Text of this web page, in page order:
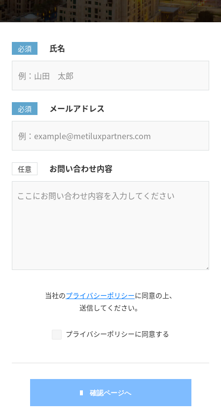
必須 氏名
必須 メールアドレス
任意 お問い合わせ内容
当社のプライバシーポリシーに同意の上、
送信してください。
プライバシーポリシーに同意する